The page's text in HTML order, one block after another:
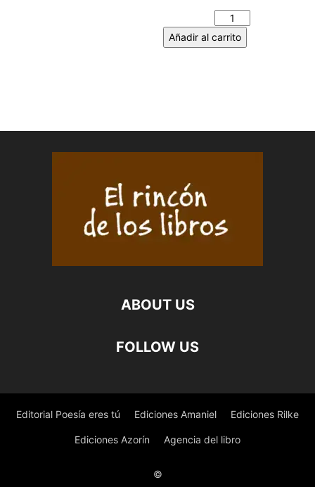
Añadir al carrito
ABOUT US
FOLLOW US
Editorial Poesía eres tú Ediciones Amaniel Ediciones Rilke
Ediciones Azorín Agencia del libro
©